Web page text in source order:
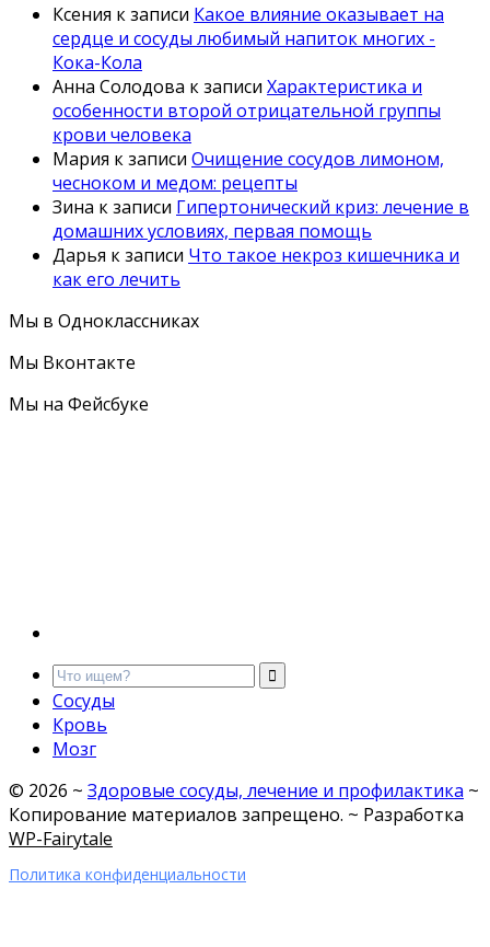
Ксения к записи Какое влияние оказывает на
сердце и сосуды любимый напиток многих -
Кока-Кола
Анна Солодова к записи Характеристика и
особенности второй отрицательной группы
крови человека
Мария к записи Очищение сосудов лимоном,
чесноком и медом: рецепты
Зина к записи Гипертонический криз: лечение в
домашних условиях, первая помощь
Дарья к записи Что такое некроз кишечника и
как его лечить
Мы в Одноклассниках
Мы Вконтакте
Мы на Фейсбуке
Сосуды
Кровь
Мозг
© 2026 ~ Здоровые сосуды, лечение и профилактика ~
Копирование материалов запрещено. ~ Разработка
WP-Fairytale
Политика конфиденциальности